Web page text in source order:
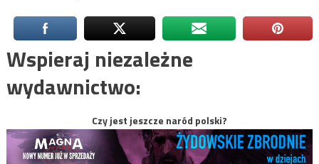
Wspieraj niezależne
wydawnictwo:
Czy jest jeszcze naród polski?